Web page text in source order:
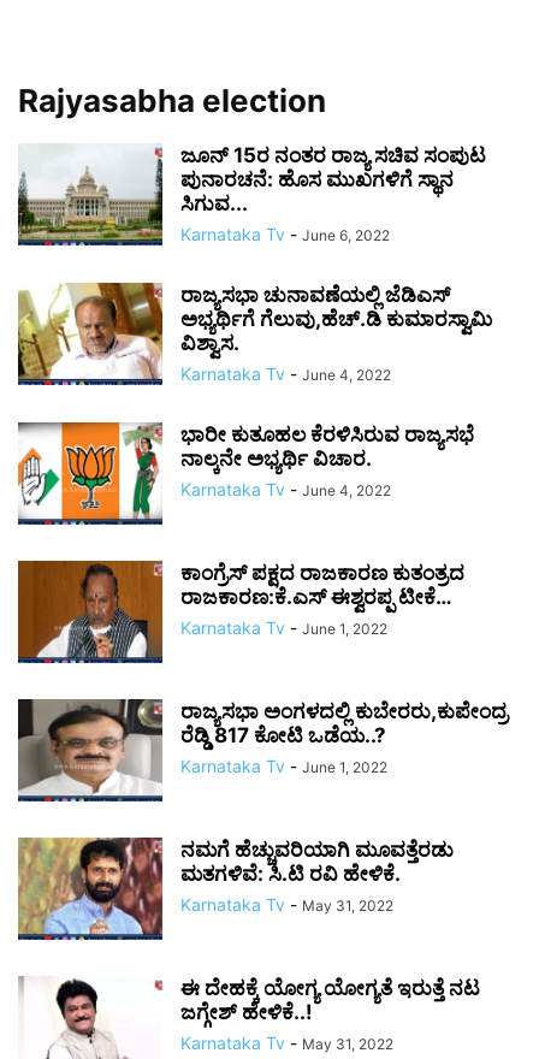
Rajyasabha election
ಜೂನ್ 15ರ ನಂತರ ರಾಜ್ಯ ಸಚಿವ ಸಂಪುಟ
ಪುನಾರಚನೆ: ಹೊಸ ಮುಖಗಳಿಗೆ ಸ್ಥಾನ
ಸಿಗುವ...
Karnataka Tv - June 6, 2022
ರಾಜ್ಯಸಭಾ ಚುನಾವಣೆಯಲ್ಲಿ ಜೆಡಿಎಸ್
ಅಭ್ಯರ್ಥಿಗೆ ಗೆಲುವು,ಹೆಚ್.ಡಿ ಕುಮಾರಸ್ವಾಮಿ
ವಿಶ್ವಾಸ.
Karnataka Tv - June 4, 2022
ಭಾರೀ ಕುತೂಹಲ ಕೆರಳಿಸಿರುವ ರಾಜ್ಯಸಭೆ
ನಾಲ್ಕನೇ ಅಭ್ಯರ್ಥಿ ವಿಚಾರ.
Karnataka Tv - June 4, 2022
ಕಾಂಗ್ರೆಸ್ ಪಕ್ಷದ ರಾಜಕಾರಣ ಕುತಂತ್ರದ
ರಾಜಕಾರಣ:ಕೆ.ಎಸ್ ಈಶ್ವರಪ್ಪ ಟೀಕೆ…
Karnataka Tv - June 1, 2022
ರಾಜ್ಯಸಭಾ ಅಂಗಳದಲ್ಲಿ ಕುಬೇರರು,ಕುಪೇಂದ್ರ
ರೆಡ್ಡಿ 817 ಕೋಟಿ ಒಡೆಯ..?
Karnataka Tv - June 1, 2022
ನಮಗೆ ಹೆಚ್ಚುವರಿಯಾಗಿ ಮೂವತ್ತೆರಡು
ಮತಗಳಿವೆ: ಸಿ.ಟಿ ರವಿ ಹೇಳಿಕೆ.
Karnataka Tv - May 31, 2022
ಈ ದೇಹಕ್ಕೆ ಯೋಗ್ಯ ಯೋಗ್ಯತೆ ಇರುತ್ತೆ ನಟ
ಜಗ್ಗೇಶ್ ಹೇಳಿಕೆ..!
Karnataka Tv - May 31, 2022